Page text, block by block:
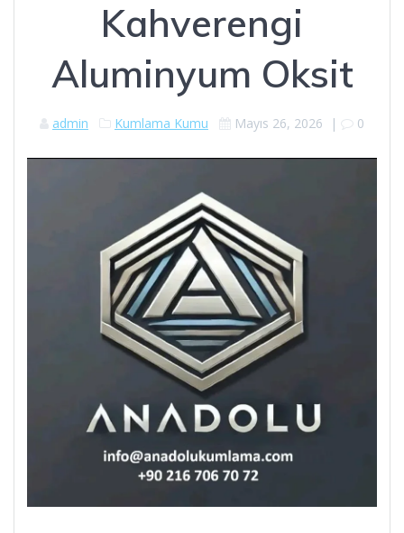
Kahverengi
Aluminyum Oksit
admin Kumlama Kumu Mayıs 26, 2026 | 0